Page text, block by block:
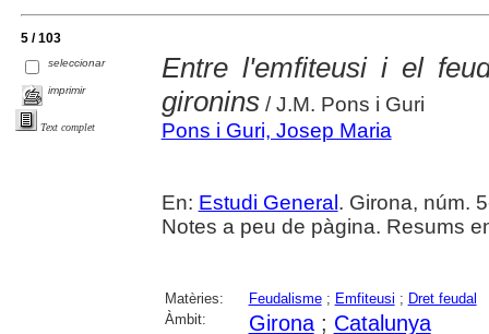
5 / 103
seleccionar
imprimir
Text complet
Entre l'emfiteusi i el
gironins/ J.M. Pons i Guri
Pons i Guri, Josep Maria
En: Estudi General . Girona, núm.
Notes a peu de pàgina. Resums
Matèries: Feudalisme; Emfiteusi ; Dret feudal
Àmbit:
Girona; Catalunya